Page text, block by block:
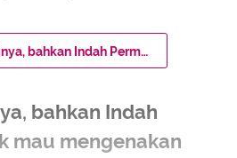
Begitu santainya, bahkan Indah Permatasari tak mau mengenakan masker untuk menutupi wajahnya yang mungkin saja dikenal oleh masyarakat
bahkan Indah
mau mengenakan